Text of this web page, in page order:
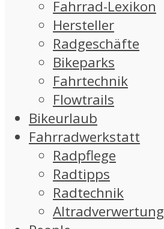
Fahrrad-Lexikon
Hersteller
Radgeschäfte
Bikeparks
Fahrtechnik
Flowtrails
Bikeurlaub
Fahrradwerkstatt
Radpflege
Radtipps
Radtechnik
Altradverwertung